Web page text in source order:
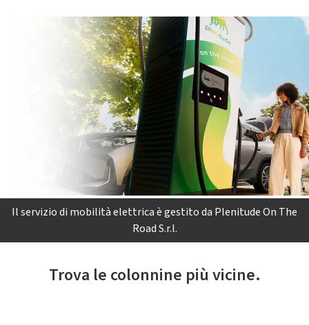
Il servizio di mobilità elettrica è gestito da Plenitude On The
Road S.r.l.
Trova le colonnine più vicine.